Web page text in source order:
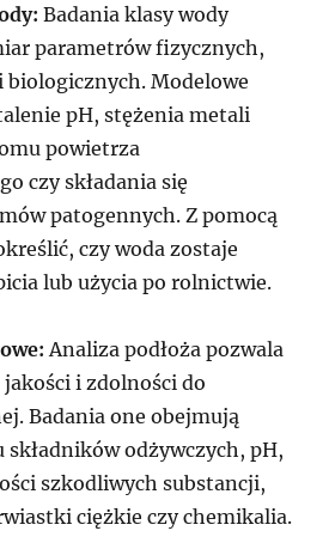
Badania klasy wody
parametrów fizycznych,
biologicznych. Modelowe
pH, stężenia metali
powietrza
czy składania się
patogennych. Z pomocą
czy woda zostaje
lub użycia po rolnictwie.
Analiza podłoża pozwala
i zdolności do
Badania one obejmują
składników odżywczych, pH,
szkodliwych substancji,
ciężkie czy chemikalia.